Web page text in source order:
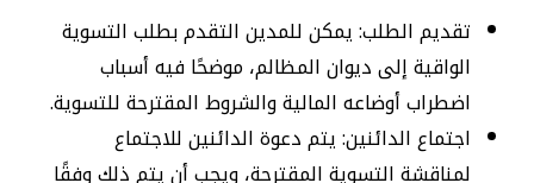
تقديم الطلب: يمكن للمدين التقدم بطلب التسوية
الواقية إلى ديوان المظالم، موضحًا فيه أسباب
اضطراب أوضاعه المالية والشروط المقترحة للتسوية.
اجتماع الدائنين: يتم دعوة الدائنين للاجتماع
لمناقشة التسوية المقترحة، ويجب أن يتم ذلك وفقًا